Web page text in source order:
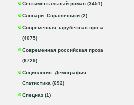
Сентиментальный роман (3451)
Словари. Справочники (2)
Современная зарубежная проза
(4075)
Современная российская проза
(6729)
Социология. Демография.
Статистика (692)
Спецназ (1)